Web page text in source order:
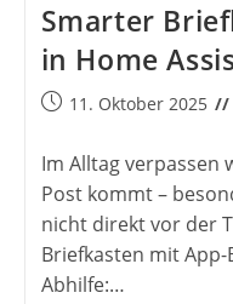
Smarter
in Home
Beitrag11. Oktober 2025
Im Alltag verpassen
Post kommt –
nicht direkt vor der
Briefkasten mit
Abhilfe:…